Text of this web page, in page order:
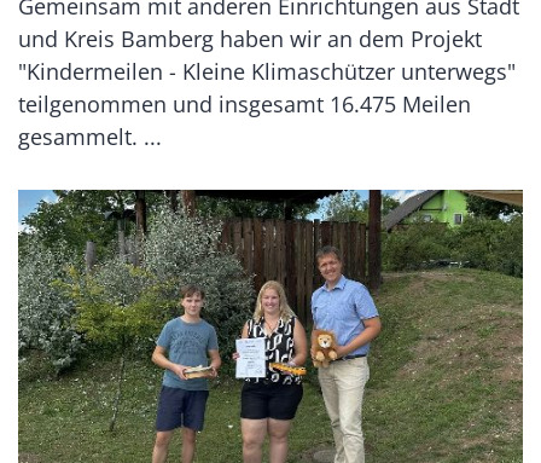
Gemeinsam mit anderen Einrichtungen aus Stadt
und Kreis Bamberg haben wir an dem Projekt
"Kindermeilen - Kleine Klimaschützer unterwegs"
teilgenommen und insgesamt 16.475 Meilen
gesammelt. ...